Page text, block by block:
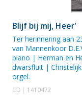
Blijf bij mij, Heer'
Ter herinnering aan
van Mannenkoor
piano | Herman en
dwarsfluit |
orgel.
CD | 1410472